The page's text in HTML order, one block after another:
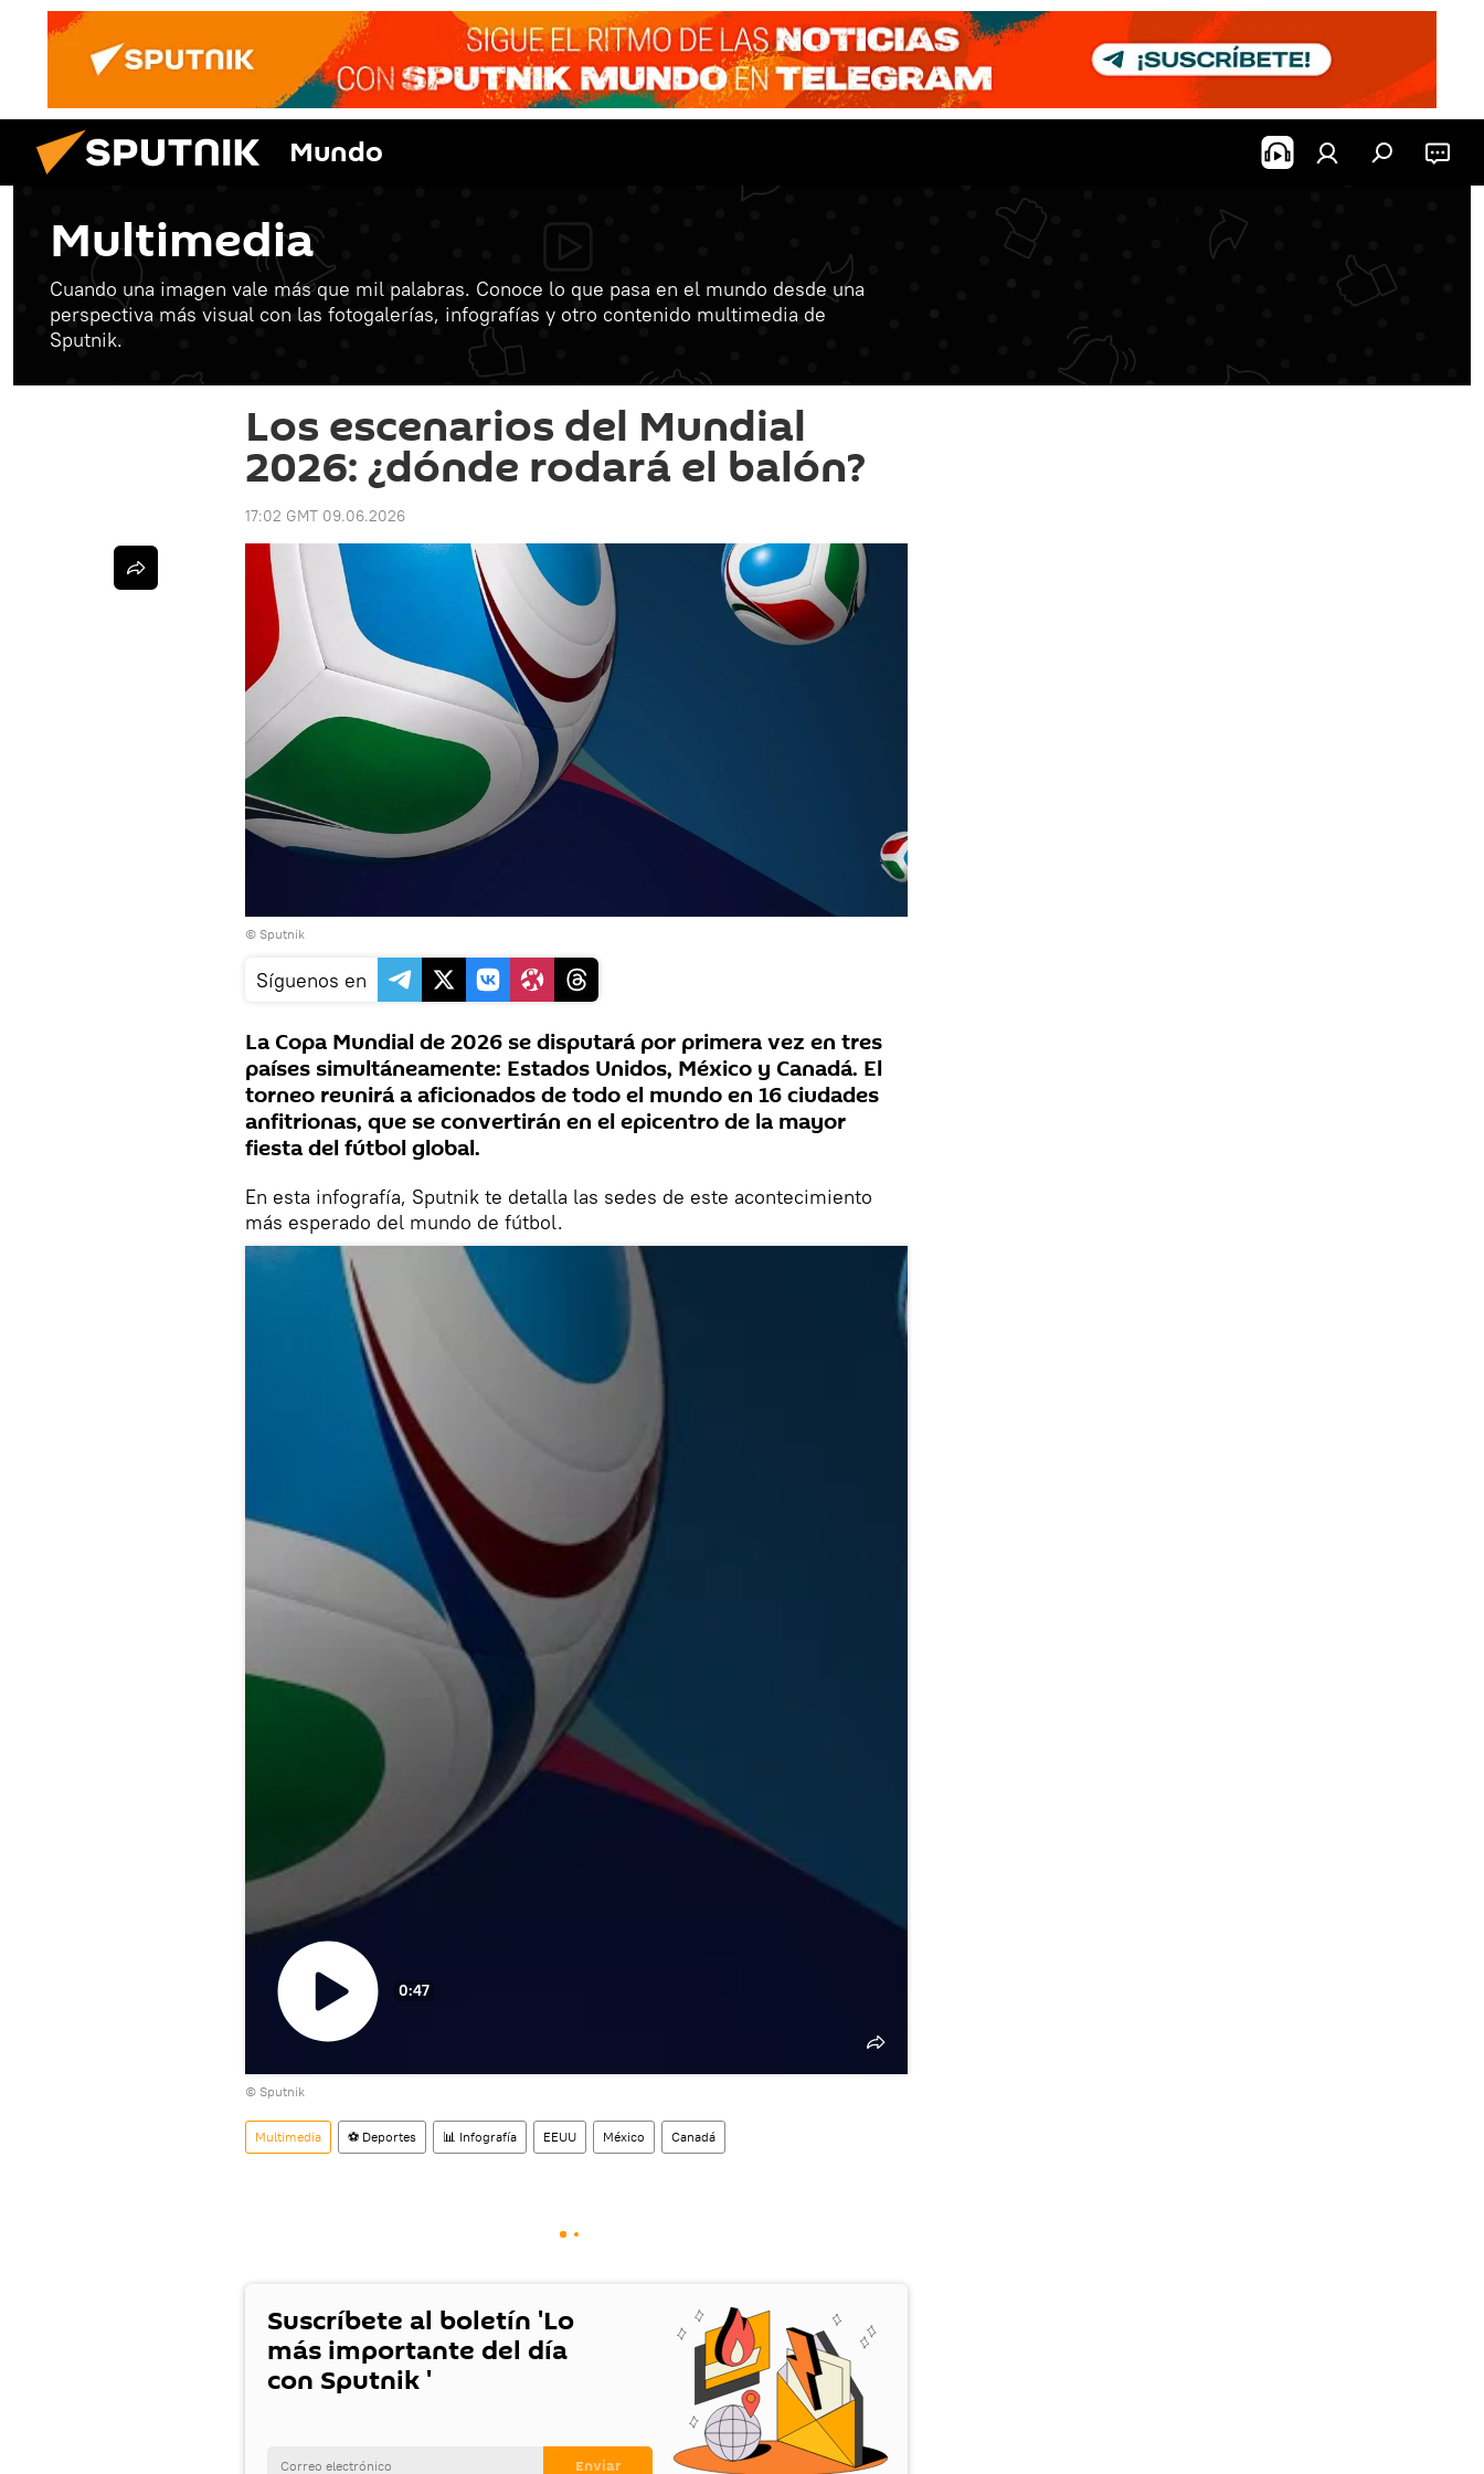
Mundo
Multimedia
Cuando una imagen vale más que mil palabras. Conoce lo que pasa en el mundo desde una
perspectiva más visual con las fotogalerías, infografías y otro contenido multimedia de
Sputnik.
Los escenarios del Mundial
2026: ¿dónde rodará el balón?
17:02 GMT 09.06.2026
© Sputnik
Síguenos en
La Copa Mundial de 2026 se disputará por primera vez en tres
países simultáneamente: Estados Unidos, México y Canadá. El
torneo reunirá a aficionados de todo el mundo en 16 ciudades
anfitrionas, que se convertirán en el epicentro de la mayor
fiesta del fútbol global.
En esta infografía, Sputnik te detalla las sedes de este acontecimiento
más esperado del mundo de fútbol.
Reproducir
0:47
© Sputnik
Multimedia ⚽ Deportes 📊 Infografía EEUU México Canadá
Suscríbete al boletín 'Lo
más importante del día
con Sputnik '